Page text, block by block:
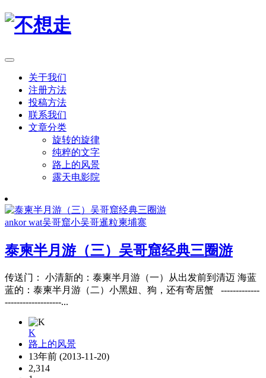
关于我们
注册方法
投稿方法
联系我们
文章分类
旋转的旋律
纯粹的文字
路上的风景
露天电影院
ankor wat吴哥窟小吴哥暹粒柬埔寨
泰柬半月游（三）吴哥窟经典三圈游
传送门： 小清新的：泰柬半月游（一）从出发前到清迈 海蓝
蓝的：泰柬半月游（二）小黑妞、狗，还有寄居蟹 -------------
-------------------...
K
路上的风景
13年前 (2013-11-20)
2,314